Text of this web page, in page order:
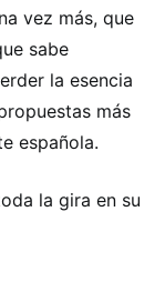
vez más, que
sabe
la esencia
más
española.
la gira en su